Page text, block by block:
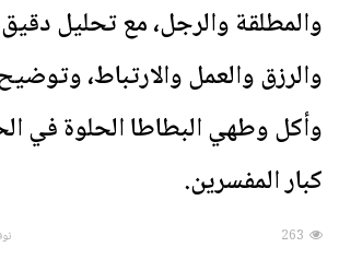
النباتات
مسائل تتعلق بالرؤية والأحلام
الطبيعة وأحوالها
والمطلقة والرجل، مع تحليل دقيق
والرزق والعمل والارتباط،
وأكل وطهي البطاطا الحلوة في
كبار المفسرين.
263